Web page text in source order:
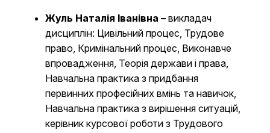
Жуль Наталія Іванівна – викладач
дисциплін: Цивільний процес, Трудове
право, Кримінальний процес, Виконавче
впровадження, Теорія держави і права,
Навчальна практика з придбання
первинних професійних вмінь та навичок,
Навчальна практика з вирішення ситуацій,
керівник курсової роботи з Трудового